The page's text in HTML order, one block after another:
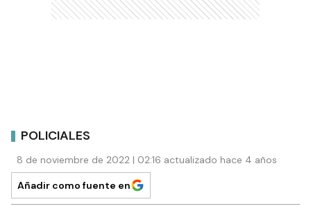
POLICIALES
8 de noviembre de 2022 | 02:16 actualizado hace 4 años
Añadir como fuente en